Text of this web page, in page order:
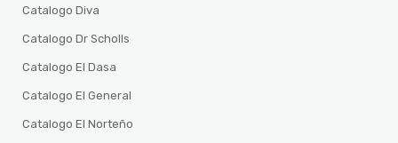
Catalogo Diva
Catalogo Dr Scholls
Catalogo El Dasa
Catalogo El General
Catalogo El Norteño